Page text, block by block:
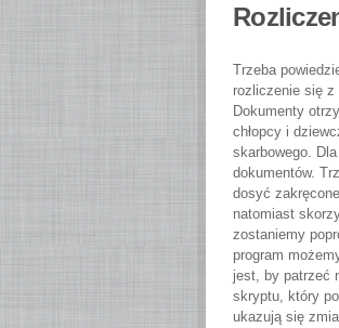
Trzeba
rozliczenie się z
Dokumenty
chłopcy i
skarbowego.
dokumentów.
dosyć
natomiast
zostaniemy
program
jest, by patrzeć
skryptu, który
ukazują się